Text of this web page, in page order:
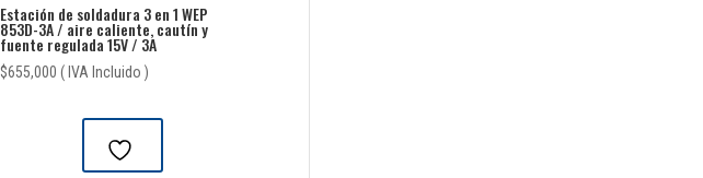
Estación de soldadura 3 en 1 WEP
853D-3A / aire caliente, cautín y
fuente regulada 15V / 3A
$655,000 ( IVA Incluido )